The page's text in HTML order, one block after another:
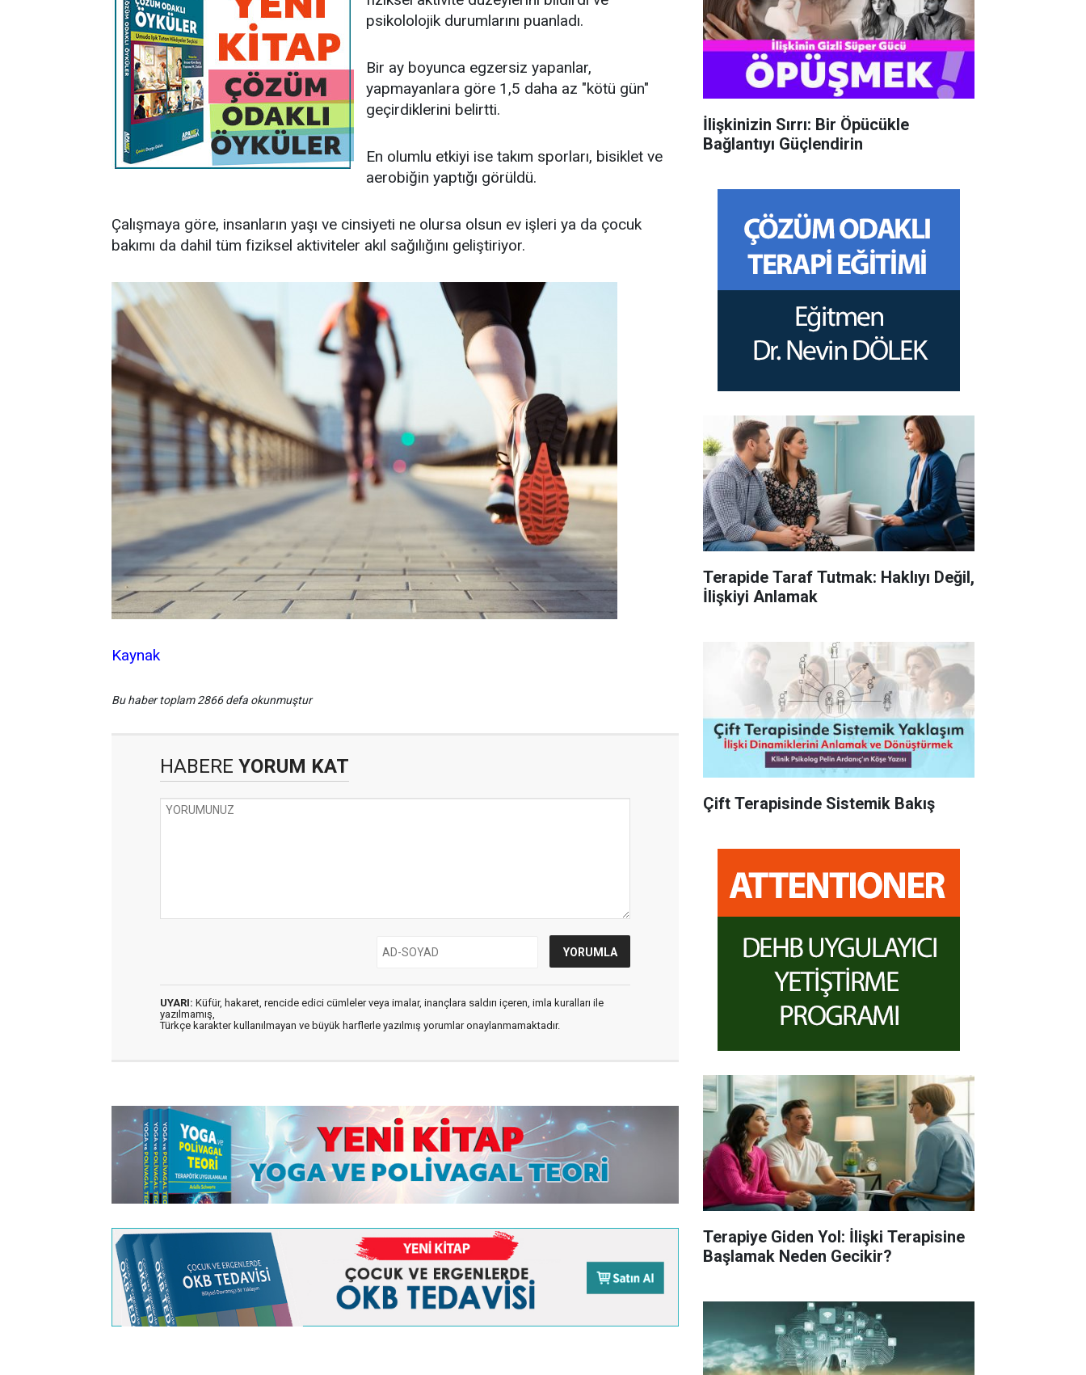
psikololojik durumlarını puanladı.
Bir ay boyunca egzersiz yapanlar,
yapmayanlara göre 1,5 daha az "kötü gün"
geçirdiklerini belirtti.
En olumlu etkiyi ise takım sporları, bisiklet ve
aerobiğin yaptığı görüldü.
Çalışmaya göre, insanların yaşı ve cinsiyeti ne olursa olsun ev işleri ya da çocuk
bakımı da dahil tüm fiziksel aktiviteler akıl sağılığını geliştiriyor.
Kaynak
Bu haber toplam 2866 defa okunmuştur
HABERE YORUM KAT
UYARI: Küfür, hakaret, rencide edici cümleler veya imalar, inançlara saldırı içeren, imla kuralları ile
yazılmamış,
Türkçe karakter kullanılmayan ve büyük harflerle yazılmış yorumlar onaylanmamaktadır.
İlişkinizin Sırrı: Bir Öpücükle
Bağlantıyı Güçlendirin
Terapide Taraf Tutmak: Haklıyı Değil,
İlişkiyi Anlamak
Çift Terapisinde Sistemik Bakış
Terapiye Giden Yol: İlişki Terapisine
Başlamak Neden Gecikir?